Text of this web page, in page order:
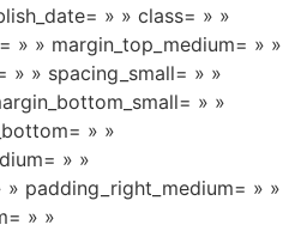
» » class= » »
» » margin_top_medium= » »
» » spacing_small= » »
» »
» »
» »
padding_right_medium= » »
» »